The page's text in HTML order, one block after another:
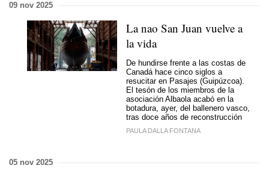
09 nov 2025
La nao San Juan vuelve a
la vida
De hundirse frente a las costas de
Canadá hace cinco siglos a
resucitar en Pasajes (Guipúzcoa).
El tesón de los miembros de la
asociación Albaola acabó en la
botadura, ayer, del ballenero vasco,
tras doce años de reconstrucción
PAULA DALLA FONTANA
05 nov 2025